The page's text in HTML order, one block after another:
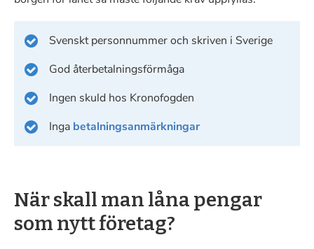
Svenskt personnummer och skriven i Sverige
God återbetalningsförmåga
Ingen skuld hos Kronofogden
Inga betalningsanmärkningar
När skall man låna pengar
som nytt företag?